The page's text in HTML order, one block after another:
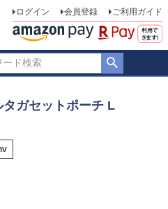
ログイン 会員登録 ご利用ガイド
ガセットポーチ L